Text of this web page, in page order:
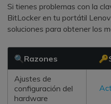
Si tienes problemas con la
BitLocker en tu portátil
soluciones para obtener los
🔍Razones
Ajustes de
configuración del
hardware